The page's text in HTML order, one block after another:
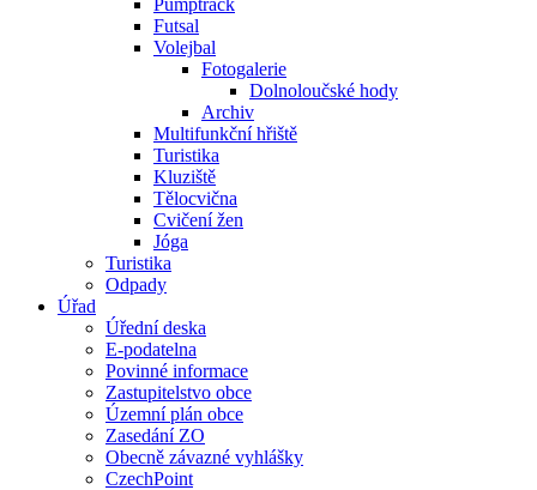
Pumptrack
Futsal
Volejbal
Fotogalerie
Dolnoloučské hody
Archiv
Multifunkční hřiště
Turistika
Kluziště
Tělocvična
Cvičení žen
Jóga
Turistika
Odpady
Úřad
Úřední deska
E-podatelna
Povinné informace
Zastupitelstvo obce
Územní plán obce
Zasedání ZO
Obecně závazné vyhlášky
CzechPoint